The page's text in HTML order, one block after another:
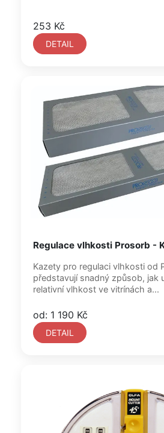
253 Kč
DETAIL
Regulace vlhkosti Prosorb -
Kazety pro regulaci vlhkosti od
představují snadný způsob, jak
relativní vlhkost ve vitrínách a...
od: 1 190 Kč
DETAIL